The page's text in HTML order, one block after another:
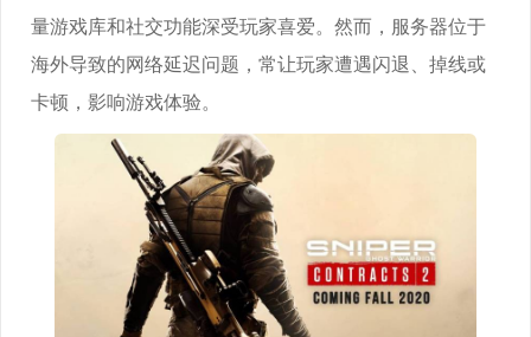
量游戏库和社交功能深受玩家喜爱。然而，服务器位于
海外导致的网络延迟问题，常让玩家遭遇闪退、掉线或
卡顿，影响游戏体验。